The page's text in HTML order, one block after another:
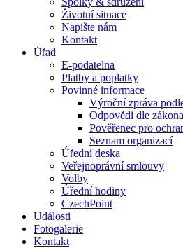
Životní situace
Napište nám
Kontakt
Úřad
E-podatelna
Platby a poplatky
Povinné informace
Výroční zpráva
Odpovědi dle
Pověřenec pro
Seznam organizací
Úřední deska
Veřejnoprávní smlouvy
Volby
Úřední hodiny
CzechPoint
Události
Fotogalerie
Kontakt